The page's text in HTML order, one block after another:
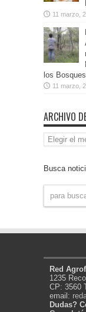
11 marzo,
los
11 marzo,
ARCHIVO
Archivo
de
Busca
Red
1235
CP: 3560
email:
Dudas?